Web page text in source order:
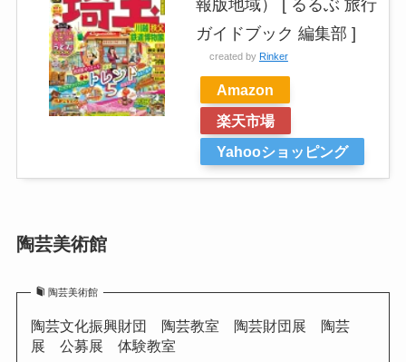
報版地域） [ るるぶ 旅行
ガイドブック 編集部 ]
created by Rinker
Amazon
楽天市場
Yahooショッピング
陶芸美術館
陶芸美術館
陶芸文化振興財団 陶芸教室 陶芸財団展 陶芸
展 公募展 体験教室